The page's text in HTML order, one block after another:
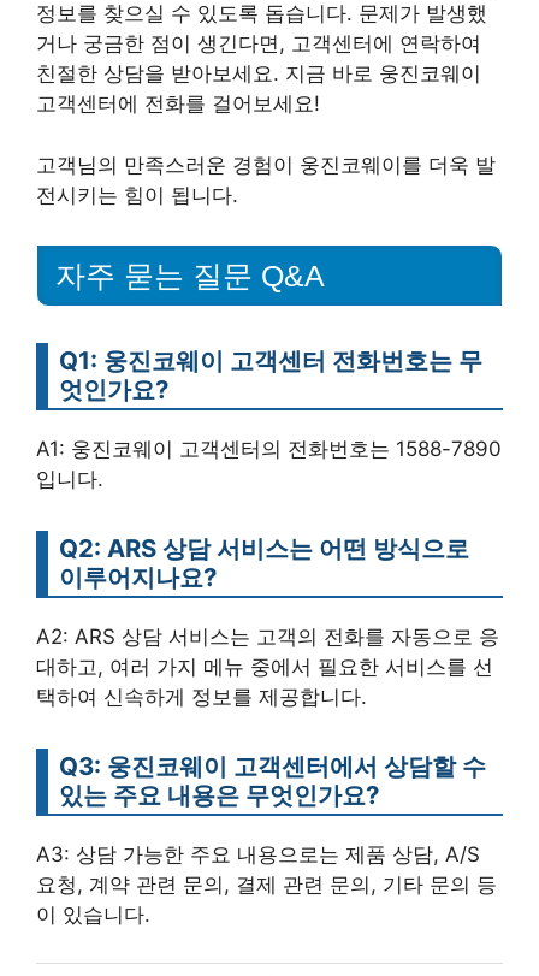
정보를 찾으실 수 있도록 돕습니다. 문제가 발생했
거나 궁금한 점이 생긴다면, 고객센터에 연락하여
친절한 상담을 받아보세요. 지금 바로 웅진코웨이
고객센터에 전화를 걸어보세요!
고객님의 만족스러운 경험이 웅진코웨이를 더욱 발
전시키는 힘이 됩니다.
자주 묻는 질문 Q&A
Q1: 웅진코웨이 고객센터 전화번호는 무
엇인가요?
A1: 웅진코웨이 고객센터의 전화번호는 1588-7890
입니다.
Q2: ARS 상담 서비스는 어떤 방식으로
이루어지나요?
A2: ARS 상담 서비스는 고객의 전화를 자동으로 응
대하고, 여러 가지 메뉴 중에서 필요한 서비스를 선
택하여 신속하게 정보를 제공합니다.
Q3: 웅진코웨이 고객센터에서 상담할 수
있는 주요 내용은 무엇인가요?
A3: 상담 가능한 주요 내용으로는 제품 상담, A/S
요청, 계약 관련 문의, 결제 관련 문의, 기타 문의 등
이 있습니다.